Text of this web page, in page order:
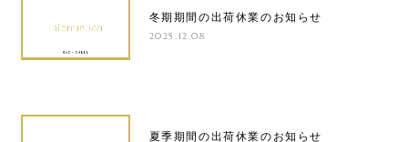
冬期期間の出荷休業のお知らせ
2025.12.08
夏季期間の出荷休業のお知らせ